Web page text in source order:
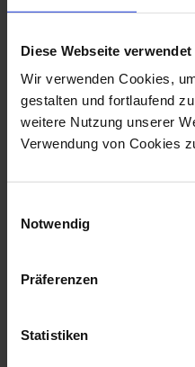
Diese Webseite
Wir verwenden Cookies,
gestalten und fortlaufend
weitere Nutzung unserer
Verwendung von Cookies
Notwendig
Präferenzen
Statistiken
Micro Etcher IIA
Artikelnr.:
zzgl. MwSt., zzgl. Versand